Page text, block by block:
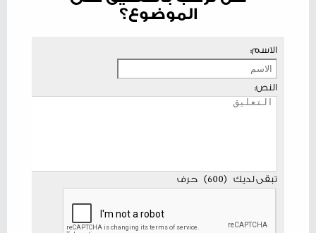
الموضوع؟
الاسم:
النص:
تبقى لديك (
600
) حرف